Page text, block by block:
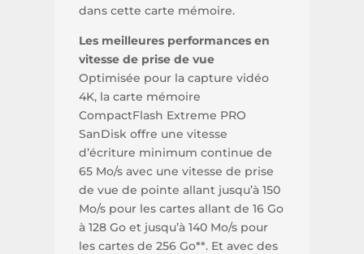
dans cette carte mémoire.
Les meilleures performances en
vitesse de prise de vue
Optimisée pour la capture vidéo
4K, la carte mémoire
CompactFlash Extreme PRO
SanDisk offre une vitesse
d’écriture minimum continue de
65 Mo/s avec une vitesse de prise
de vue de pointe allant jusqu’à 150
Mo/s pour les cartes allant de 16 Go
à 128 Go et jusqu’à 140 Mo/s pour
les cartes de 256 Go**. Et avec des